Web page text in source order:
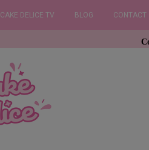
CAKE DELICE TV BLOG CONTACT
Commandez